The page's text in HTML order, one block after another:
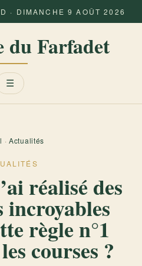
· DIMANCHE 9 AOÛT 2026
du Farfadet
Menu
☰
· Actualités
réalisé des
incroyables
règle n°1
courses ?